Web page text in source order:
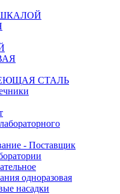
СТАЛЬ
- Поставщик
одноразовая
насадки